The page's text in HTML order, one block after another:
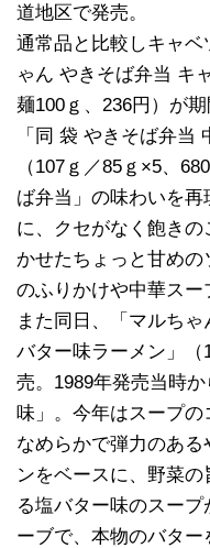
道地区で発売。
通常品と比較しキャベ
ゃん やきそば弁当 キ
麺100ｇ、236円）が
「同 袋 やきそば弁当
（107ｇ／85ｇ×5、
ば弁当」の味わいを
に、クセがなく飽きの
かせたちょっと甘め
のふりかけや中華スー
また同日、「マルち
バター味ラーメン」（
売。1989年発売当時
味」。今年はスープの
なめらかで弾力のあ
ンをベースに、野菜
る塩バター味のスー
ーブで、本物のバタ